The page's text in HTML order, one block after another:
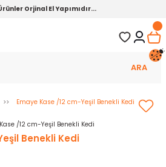
Orjinal El Yapımıdır...
ARA
Emaye Kase /12 cm-Yeşil Benekli Kedi
Benekli Kedi